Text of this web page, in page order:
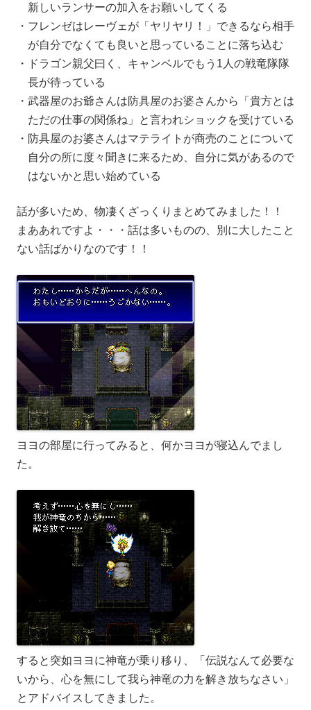
新しいランサーの加入をお願いしてくる
フレンゼはレーヴェが「ヤリヤリ！」できるなら相手
が自分でなくても良いと思っていることに落ち込む
ドラゴン親父曰く、キャンベルでもう1人の戦竜隊隊
長が待っている
武器屋のお爺さんは防具屋のお婆さんから「貴方とは
ただの仕事の関係ね」と言われショックを受けている
防具屋のお婆さんはマテライトが商売のことについて
自分の所に度々聞きに来るため、自分に気があるので
はないかと思い始めている
話が多いため、物凄くざっくりまとめてみました！！
まああれですよ・・・話は多いものの、別に大したこと
ない話ばかりなのです！！
ヨヨの部屋に行ってみると、何かヨヨが寝込んでまし
た。
すると突如ヨヨに神竜が乗り移り、「伝説なんて必要な
いから、心を無にして我ら神竜の力を解き放ちなさい」
とアドバイスしてきました。